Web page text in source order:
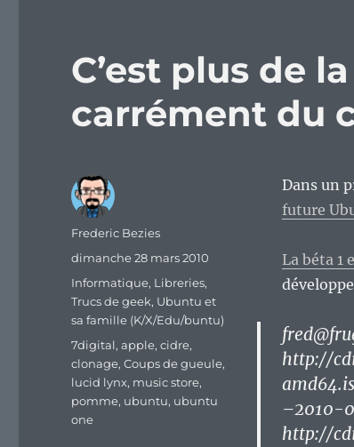
C’est plus de
carrément du
Dans un
future
La béta 1
http://
–2010-
http://
Auteur
Frederic Bezies
Publié
dimanche 28 mars 2010
Catégories
Informatique, Libreries,
Trucs de geek, Ubuntu et
sa famille (K/X/Edu/buntu)
Étiquettes
7digital,apple,cidre,
clonage,Coups de gueule,
lucid lynx, music store,
pomme, ubuntu, ubuntu
one